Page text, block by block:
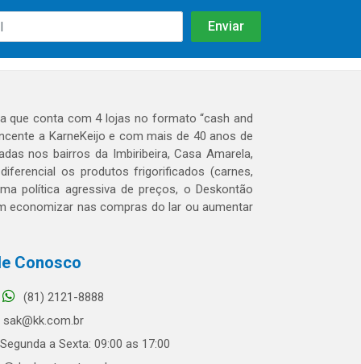
que conta com 4 lojas no formato “cash and
a KarneKeijo e com mais de 40 anos de
nos bairros da Imbiribeira, Casa Amarela,
os produtos frigorificados (carnes,
política agressiva de preços, o Deskontão
economizar nas compras do lar ou aumentar
Conosco
(81) 2121-8888
sak@kk.com.br
Segunda a Sexta: 09:00 as 17:00